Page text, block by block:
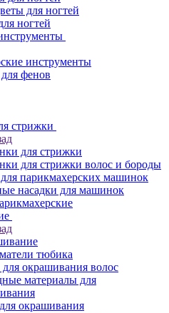
для ногтей
ногтей
инструменты
фенов
стрижки
для стрижки
для стрижки волос и бороды
парикмахерских машинок
насадки для машинок
тюбика
окрашивания волос
материалы для
окрашивания